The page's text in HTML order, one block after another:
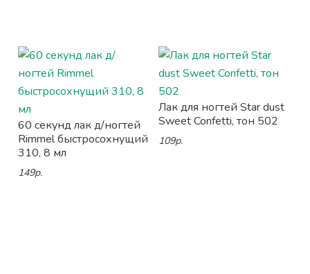
60 секунд лак д/ногтей
Rimmel быстросохнущий
310, 8 мл
149р.
Лак для ногтей Star dust
Sweet Confetti, тон 502
109р.